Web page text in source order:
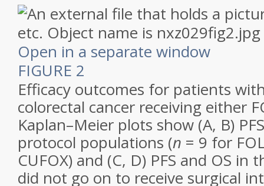
Open in a separate window
FIGURE 2
Efficacy outcomes for patients
colorectal cancer receiving either
Kaplan–Meier plots show (A, B)
protocol populations (n = 9 for
CUFOX) and (C, D) PFS and OS
did not go on to receive surgical